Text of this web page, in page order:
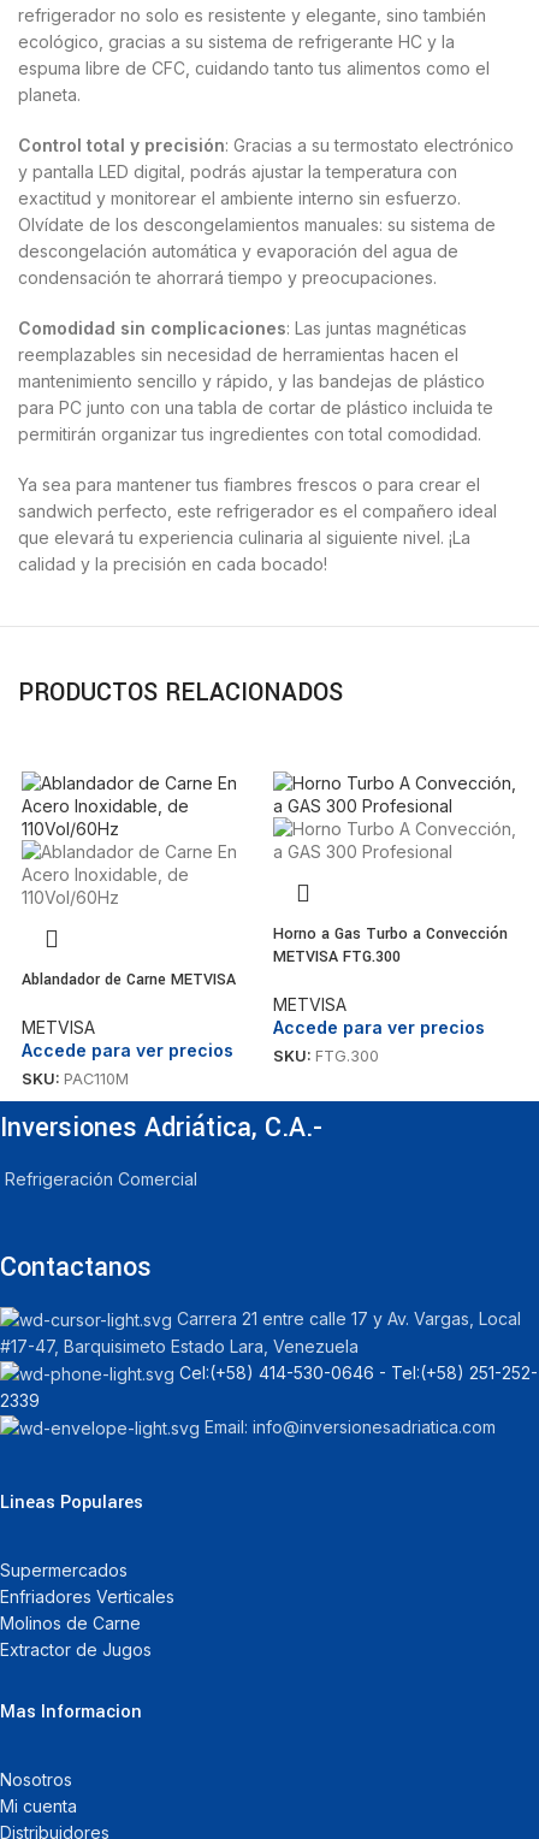
refrigerador no solo es resistente y elegante, sino también
ecológico, gracias a su sistema de refrigerante HC y la
espuma libre de CFC, cuidando tanto tus alimentos como el
planeta.
Control total y precisión: Gracias a su termostato electrónico
y pantalla LED digital, podrás ajustar la temperatura con
exactitud y monitorear el ambiente interno sin esfuerzo.
Olvídate de los descongelamientos manuales: su sistema de
descongelación automática y evaporación del agua de
condensación te ahorrará tiempo y preocupaciones.
Comodidad sin complicaciones: Las juntas magnéticas
reemplazables sin necesidad de herramientas hacen el
mantenimiento sencillo y rápido, y las bandejas de plástico
para PC junto con una tabla de cortar de plástico incluida te
permitirán organizar tus ingredientes con total comodidad.
Ya sea para mantener tus fiambres frescos o para crear el
sandwich perfecto, este refrigerador es el compañero ideal
que elevará tu experiencia culinaria al siguiente nivel. ¡La
calidad y la precisión en cada bocado!
PRODUCTOS RELACIONADOS
Ablandador de Carne METVISA
METVISA
Accede para ver precios
SKU: PAC110M
Horno a Gas Turbo a Convección
METVISA FTG.300
METVISA
Accede para ver precios
SKU: FTG.300
Inversiones Adriática, C.A.-
Refrigeración Comercial
Contactanos
Carrera 21 entre calle 17 y Av. Vargas, Local
#17-47, Barquisimeto Estado Lara, Venezuela
Cel:‪(+58) 414-530-0646‬ - Tel:‪(+58) 251-252-
2339
Email: info@inversionesadriatica.com
Lineas Populares
Supermercados
Enfriadores Verticales
Molinos de Carne
Extractor de Jugos
Mas Informacion
Nosotros
Mi cuenta
Distribuidores